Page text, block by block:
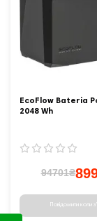
EcoFlow Bateria
2048 Wh
94701₴
Повідомити коли